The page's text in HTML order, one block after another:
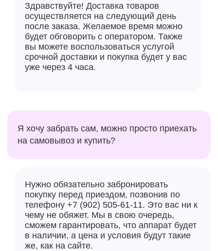
Здравствуйте! Доставка товаров
осуществляется на следующий день
после заказа. Желаемое время можно
будет обговорить с оператором. Также
вы можете воспользоваться услугой
срочной доставки и покупка будет у вас
уже через 4 часа.
Я хочу забрать сам, можно просто приехать
на самовывоз и купить?
Нужно обязательно забронировать
покупку перед приездом, позвонив по
телефону +7 (902) 505-61-11. Это вас ни к
чему не обяжет. Мы в свою очередь,
сможем гарантировать, что аппарат будет
в наличии, а цена и условия будут такие
же, как на сайте.